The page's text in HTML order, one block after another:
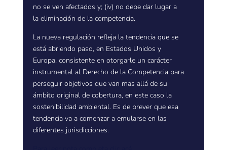
no se ven afectados y; (iv) no debe dar lugar a
la eliminación de la competencia.
La nueva regulación refleja la tendencia que se
está abriendo paso, en Estados Unidos y
Europa, consistente en otorgarle un carácter
instrumental al Derecho de la Competencia para
perseguir objetivos que van mas allá de su
ámbito original de cobertura, en este caso la
sostenibilidad ambiental. Es de prever que esa
tendencia va a comenzar a emularse en las
diferentes jurisdicciones.